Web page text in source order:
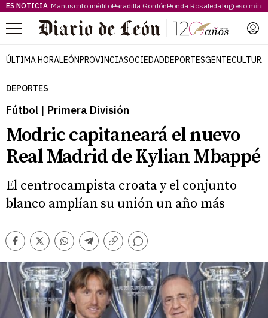
ES NOTICIA Manuscrito inéditoParadilla GordónRonda RosaledaIngreso
Menú
ÚLTIMA HORALEÓNPROVINCIASOCIEDADDEPORTESGENTECULTURA
DEPORTES
Fútbol | Primera División
Modric capitaneará el nuevo
Real Madrid de Kylian Mbappé
El centrocampista croata y el conjunto
blanco amplían su unión un año más
Facebook
TwitterWhatsappTelegram
Copiar
Comentarios